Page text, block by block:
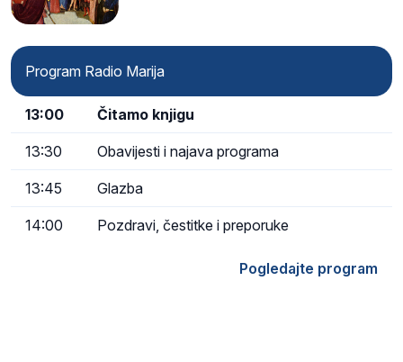
Program Radio Marija
13:00 Čitamo knjigu
13:30 Obavijesti i najava programa
13:45 Glazba
14:00 Pozdravi, čestitke i preporuke
Pogledajte program